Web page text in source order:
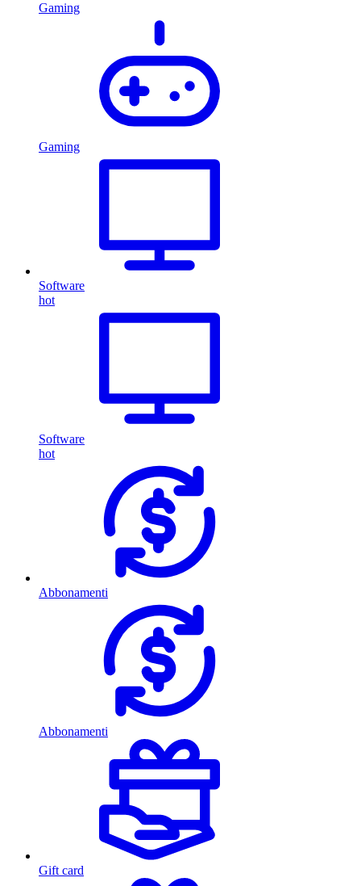
Gaming
Gaming
Software
hot
Software
hot
Abbonamenti
Abbonamenti
Gift card